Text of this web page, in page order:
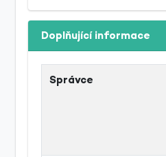
Doplňující informace
Správce